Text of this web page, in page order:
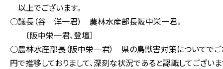
以上でございます。
○議長（谷 洋一君） 農林水産部長阪中栄一君。
〔阪中栄一君、登壇〕
○農林水産部長（阪中栄一君） 県の鳥獣害対策についてでご
円で推移しておりまして、深刻な状況であると認識してございま